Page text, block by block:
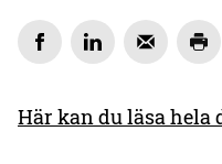
Här kan du läsa hela